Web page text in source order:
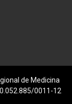
de Medicina
0011-12